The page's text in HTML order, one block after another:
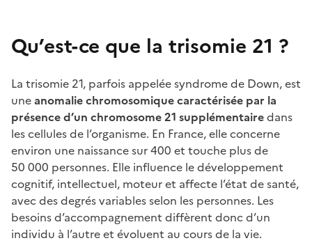
Qu’est-ce que la trisomie 21 ?
La trisomie 21, parfois appelée syndrome de Down, est
uneanomalie chromosomique caractérisée par la
présence d’un chromosome 21 supplémentairedans
les cellules de l’organisme. En France, elle concerne
environ une naissance sur 400 et touche plus de
50 000 personnes. Elle influence le développement
cognitif, intellectuel, moteur et affecte l’état de santé,
avec des degrés variables selon les personnes. Les
besoins d’accompagnement diffèrent donc d’un
individu à l’autre et évoluent au cours de la vie.